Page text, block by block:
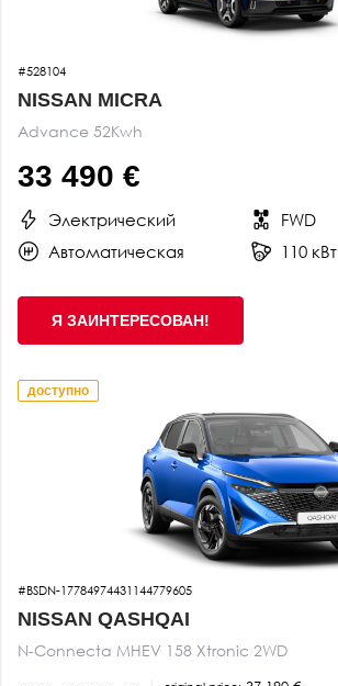
#528104
NISSAN MICRA
Advance 52Kwh
33 490 €
Электрический
FWD
Автоматическая
110 кВт
Я ЗАИНТЕРЕСОВАН!
доступно
#BSDN-17784974431144779605
NISSAN QASHQAI
N-Connecta MHEV 158 Xtronic 2WD